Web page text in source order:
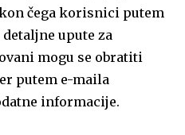
čega korisnici putem
upute za
mogu se obratiti
putem e-maila
informacije.